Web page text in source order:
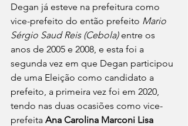
Degan já esteve na prefeitura como
vice-prefeito do então prefeito Mario
Sérgio Saud Reis (Cebola) entre os
anos de 2005 e 2008, e esta foi a
segunda vez em que Degan participou
de uma Eleição como candidato a
prefeito, a primeira vez foi em 2020,
tendo nas duas ocasiões como vice-
prefeita Ana Carolina Marconi Lisa